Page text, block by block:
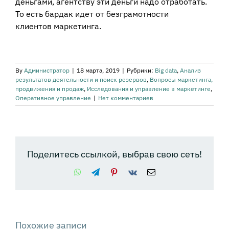
То есть бардак идет от безграмотности
клиентов маркетинга.
By Администратор | 18 марта, 2019 | Рубрики: Big data, Анализ
результатов деятельности и поиск резервов, Вопросы маркетинга,
продвижения и продаж, Исследования и управление в маркетинге,
Оперативное управление | Нет комментариев
Поделитесь ссылкой, выбрав свою сеть!
WhatsApp
TelegramPinterest
Vk Email
Похожие записи